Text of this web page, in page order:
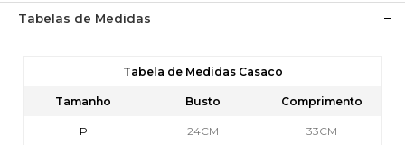
Tabelas de Medidas
Tabela de Medidas Casaco
Tamanho Busto Comprimento
P 24CM 33CM